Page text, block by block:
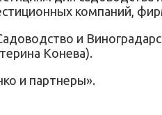
компаний,
и
Конева).
и партнеры».